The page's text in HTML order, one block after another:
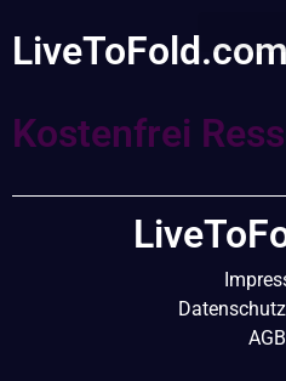
LiveToFold.com
Kostenfrei